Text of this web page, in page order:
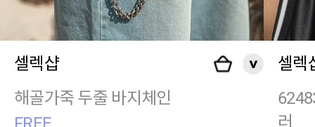
셀렉샵
해골가죽 두줄 바지체인
셀렉
러